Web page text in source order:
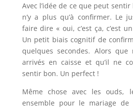
Avec l’idée de ce que peut
n’y a plus qu’à confirmer. Le
faire dire « oui, c’est ça, c’est
Un petit biais cognitif de
quelques secondes. Alors que
arrivés en caisse et qu’il ne
sentir bon. Un perfect !
Même chose avec les ouds,
ensemble pour le mariage